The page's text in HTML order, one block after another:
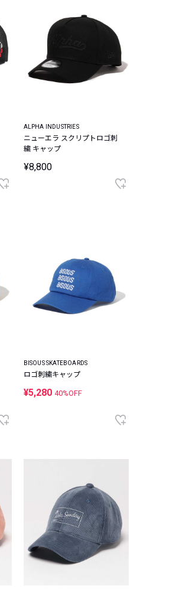
ALPHA INDUSTRIES
ニューエラ スクリプトロゴ刺
繍 キャップ
¥8,800
BISOUS SKATEBOARDS
ロゴ刺繍キャップ
¥5,280 40%OFF